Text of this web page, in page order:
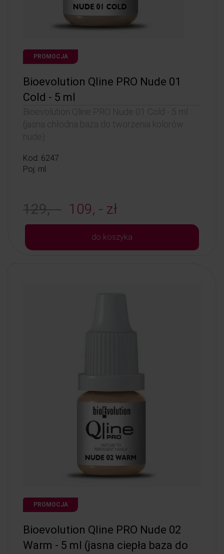
PROMOCJA
Bioevolution Qline PRO Nude 01
Cold - 5 ml
Bioevolution Qline PRO Nude 01 Cold - 5 ml
(jasna chłodna baza do tworzenia kolorów
nude)
Kod: 6247
Poj: ml
129, - 109, - zł
do koszyka
PROMOCJA
Bioevolution Qline PRO Nude 02
Warm - 5 ml (jasna ciepła baza do